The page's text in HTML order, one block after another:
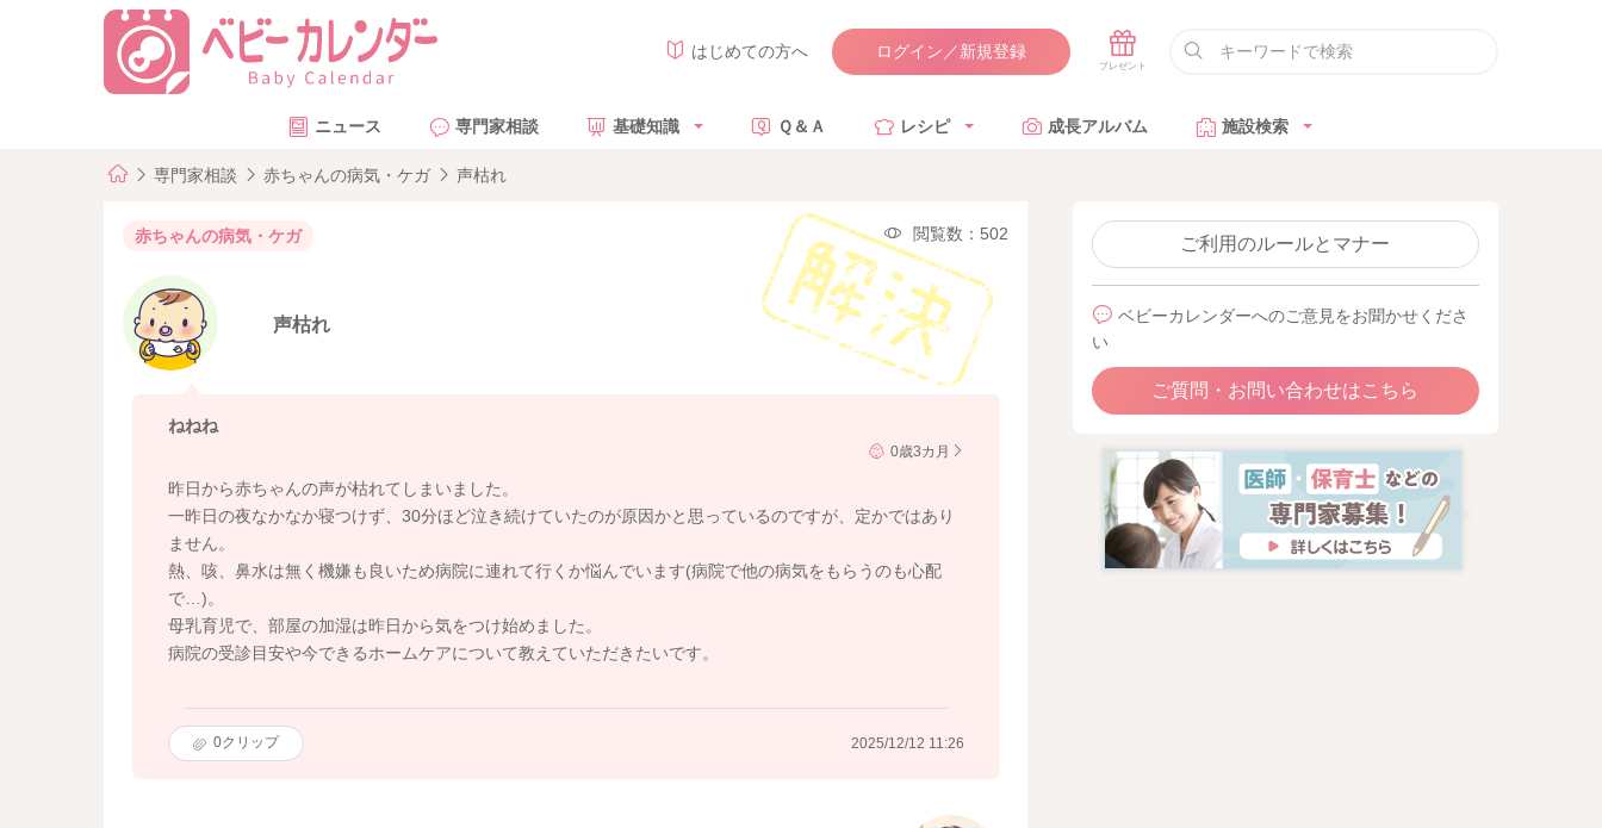
はじめての方へ ログイン／新規登録
ニュース 専門家相談 基礎知識 Ｑ＆Ａ レシピ 成長アルバム 施設検索
専門家相談 赤ちゃんの病気・ケガ 声枯れ
赤ちゃんの病気・ケガ 閲覧数：502
声枯れ
ねねね
0歳3カ月
昨日から赤ちゃんの声が枯れてしまいました。
一昨日の夜なかなか寝つけず、30分ほど泣き続けていたのが原因かと思っているのですが、定かではあり
ません。
熱、咳、鼻水は無く機嫌も良いため病院に連れて行くか悩んでいます(病院で他の病気をもらうのも心配
で…)。
母乳育児で、部屋の加湿は昨日から気をつけ始めました。
病院の受診目安や今できるホームケアについて教えていただきたいです。
0クリップ 2025/12/12 11:26
ご利用のルールとマナー
ベビーカレンダーへのご意見をお聞かせくださ
い
ご質問・お問い合わせはこちら